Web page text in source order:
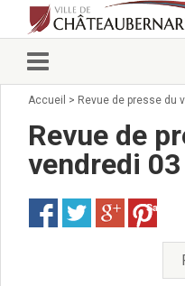
Vie municipale
Conseillers
Commissions
Arrêtés du Maire
Services
Pour venir
Accueil > Revue de presse du
Revue de
vendredi
Save